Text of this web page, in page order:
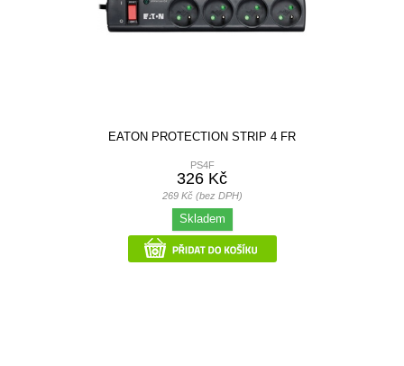
EATON PROTECTION STRIP 4 FR
PS4F
326 Kč
269 Kč (bez DPH)
Skladem